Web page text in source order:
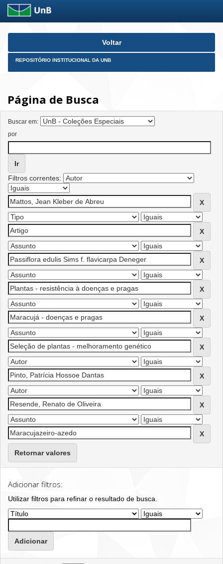
Skip
Voltar
REPOSITÓRIO INSTITUCIONAL DA UNB
Página de Busca
Buscar em:
por
Filtros correntes:
Retornar valores
Adicionar filtros:
Utilizar filtros para refinar o resultado de busca.